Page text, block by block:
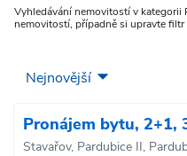
Vyhledávání nemovitostí v kategorii
nemovitostí, případně si upravte filtr
Pronájem bytu, 2+1,
Stavařov, Pardubice II,